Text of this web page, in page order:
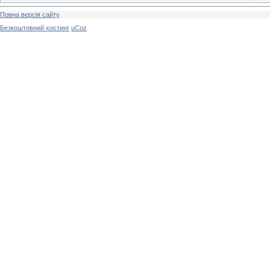
Повна версія сайту
Безкоштовний хостинг uCoz